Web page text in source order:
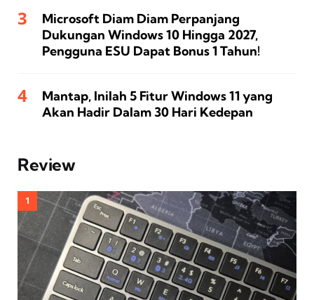
Microsoft Diam Diam Perpanjang
Dukungan Windows 10 Hingga 2027,
Pengguna ESU Dapat Bonus 1 Tahun!
Mantap, Inilah 5 Fitur Windows 11 yang
Akan Hadir Dalam 30 Hari Kedepan
Review